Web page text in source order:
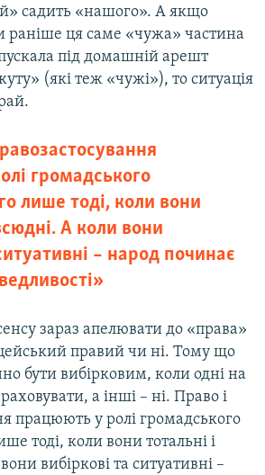
садить «нашого». А якщо
раніше ця саме «чужа» частина
під домашній арешт
(які теж «чужі»), то ситуація
громадського
лише тоді, коли вони
А коли вони
– народ починає
зараз апелювати до «права»
правий чи ні. Тому що
бути вибірковим, коли одні на
а інші – ні. Право і
працюють у ролі громадського
тоді, коли вони тотальні і
вибіркові та ситуативні –